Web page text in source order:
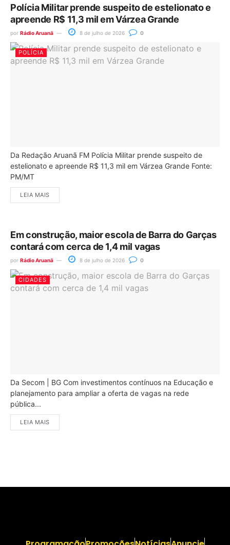
Polícia Militar prende suspeito de estelionato e
apreende R$ 11,3 mil em Várzea Grande
por Rádio Aruanã 8 de julho de 2026 0
POLÍCIA
Da Redação Aruanã FM Polícia Militar prende suspeito de
estelionato e apreende R$ 11,3 mil em Várzea Grande Fonte:
PM/MT
LEIA MAIS
Em construção, maior escola de Barra do Garças
contará com cerca de 1,4 mil vagas
por Rádio Aruanã 8 de julho de 2026 0
CIDADES
Da Secom | BG Com investimentos contínuos na Educação e
planejamento para ampliar a oferta de vagas na rede
pública...
LEIA MAIS